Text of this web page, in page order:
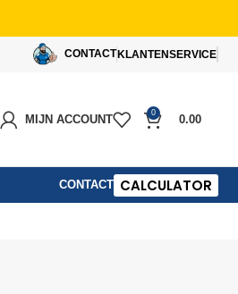
CONTACT KLANTENSERVICE
MIJN ACCOUNT
0
0.00
CONTACT CALCULATOR